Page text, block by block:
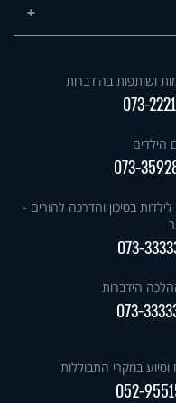
ושותפות בהידברות
073-
הילדים
073-
לילדות בסיכון והדרכה להורים -
073-
הידברות
073-
וסיוע במקרי התבוללות
052-